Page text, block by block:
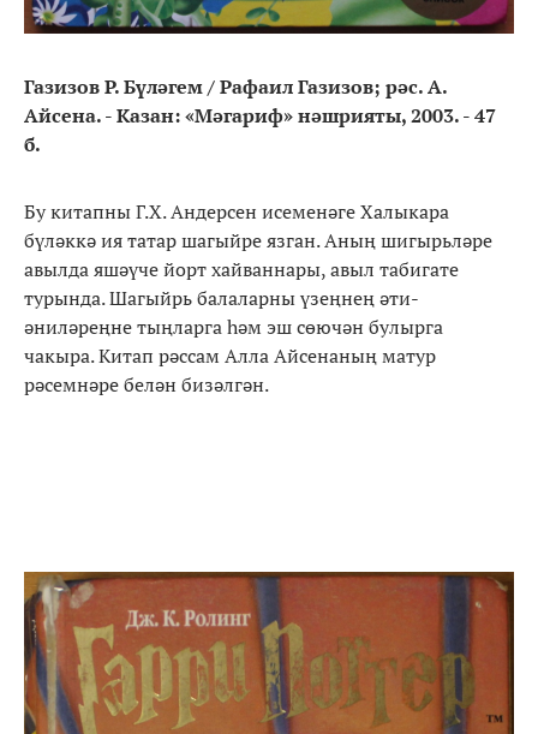
Газизов Р. Бүләгем / Рафаил Газизов; рәс. А.
Айсена. - Казан: «Мәгариф» нәшрияты, 2003. - 47
б.
Бу китапны Г.Х. Андерсен исеменәге Халыкара
бүләккә ия татар шагыйре язган. Аның шигырьләре
авылда яшәүче йорт хайваннары, авыл табигате
турында. Шагыйрь балаларны үзеңнең әти-
әниләреңне тыңларга һәм эш сөючән булырга
чакыра. Китап рәссам Алла Айсенаның матур
рәсемнәре белән бизәлгән.